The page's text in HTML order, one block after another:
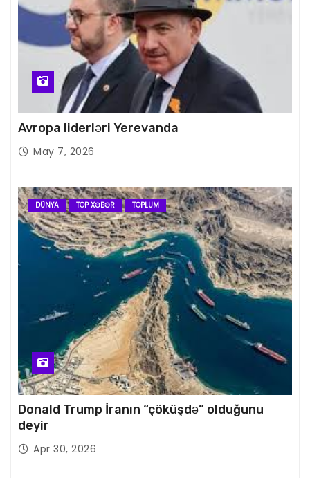
Avropa liderləri Yerevanda
May 7, 2026
DÜNYA TOP XƏBƏR TOPLUM
Donald Trump İranın “çöküşdə” olduğunu
deyir
Apr 30, 2026